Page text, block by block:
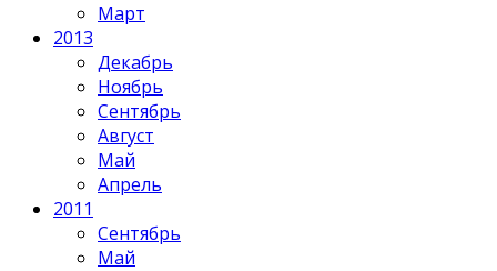
Март
2013
Декабрь
Ноябрь
Сентябрь
Август
Май
Апрель
2011
Сентябрь
Май